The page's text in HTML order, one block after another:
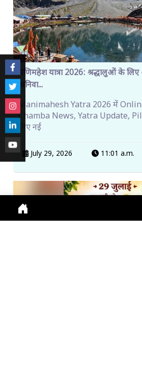
मणिमहेश यात्रा 2026: श्रद्धालुओं के
अनिवा...
Manimahesh Yatra 2026 में
Chamba News, Yatra Update,
लिए नई
July 29, 2026 11:01 a.m.